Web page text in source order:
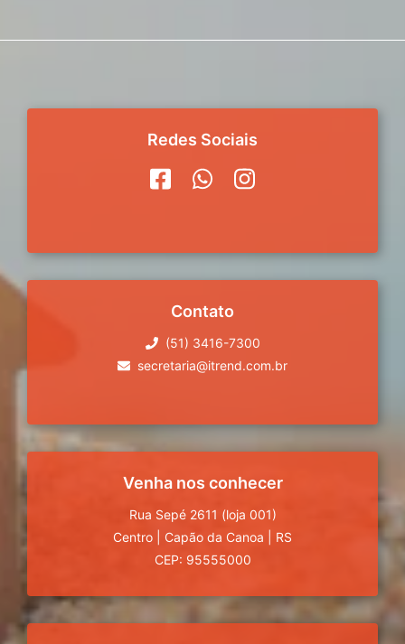
Redes Sociais
Contato
(51) 3416-7300
secretaria@itrend.com.br
Venha nos conhecer
Rua Sepé 2611 (loja 001)
Centro
Capão da Canoa
RS
CEP: 95555000